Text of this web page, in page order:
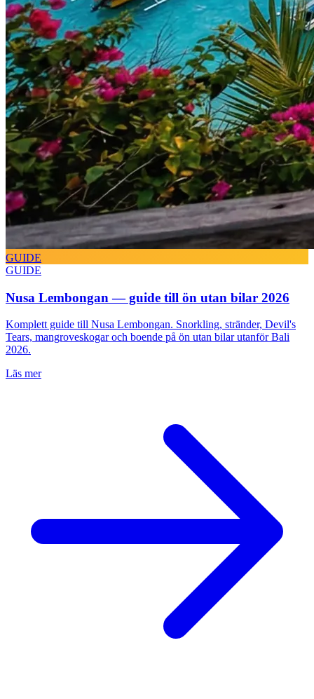
GUIDE
GUIDE
Nusa Lembongan — guide till ön utan bilar 2026
Komplett guide till Nusa Lembongan. Snorkling, stränder, Devil's
Tears, mangroveskogar och boende på ön utan bilar utanför Bali
2026.
Läs mer